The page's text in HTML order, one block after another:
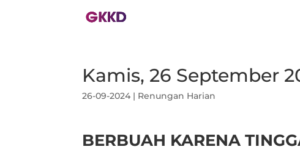
Kamis, 26 September
26-09-2024 | Renungan Harian
BERBUAH KARENA